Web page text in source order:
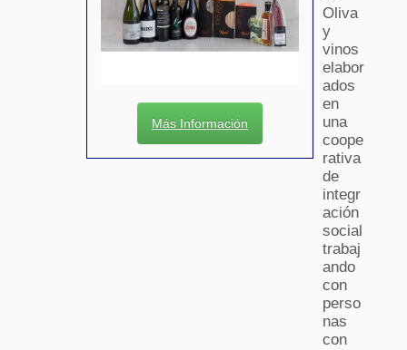
Más Información
Oliva
y
vinos
elabor
ados
en
una
coope
rativa
de
integr
ación
social
trabaj
ando
con
perso
nas
con